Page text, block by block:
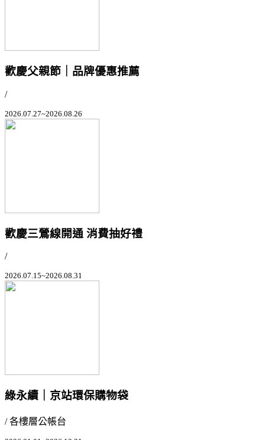
歡慶父親節｜品牌優惠推薦
/
2026.07.27~2026.08.26
歡慶三鶯線開通 消費抽好禮
/
2026.07.15~2026.08.31
綠永續｜京站環保購物袋
/ 各樓層公帳台